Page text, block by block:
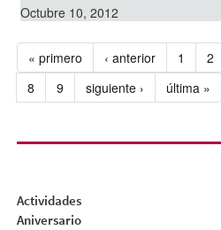
Octubre 10, 2012
« primero ‹ anterior 1 2
8
9 siguiente › última »
Actividades
Aniversario